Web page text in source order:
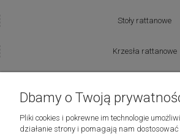
Stoły rattanowe
Krzesła rattanowe
Dbamy o Twoją
Pliki cookies i pokrewne im technologie
działanie strony i pomagają nam dostosować